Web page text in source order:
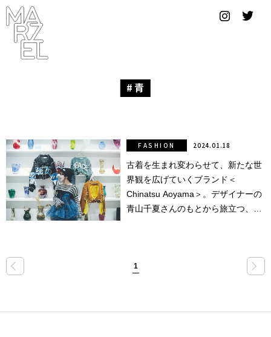
フィ
デザ
ナー
ー
プール
スーツ
ンテ
写真
青
古着を生まれ変わらせて、新たな世
界観を広げていくブランド＜
Chinatsu Aoyama＞。デザイナーの
青山千夏さんのもとから旅立つ、1
FASHION 2024.01.18
« 1 »